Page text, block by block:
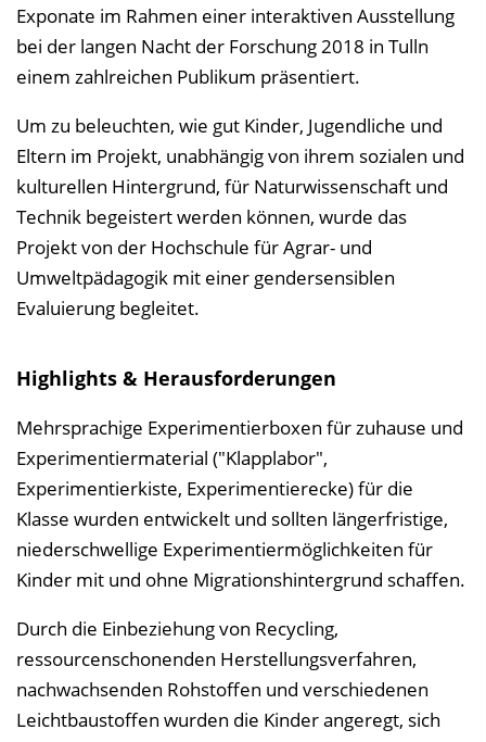
Exponate im Rahmen einer interaktiven Ausstellung
bei der langen Nacht der Forschung 2018 in Tulln
einem zahlreichen Publikum präsentiert.
Um zu beleuchten, wie gut Kinder, Jugendliche und
Eltern im Projekt, unabhängig von ihrem sozialen und
kulturellen Hintergrund, für Naturwissenschaft und
Technik begeistert werden können, wurde das
Projekt von der Hochschule für Agrar- und
Umweltpädagogik mit einer gendersensiblen
Evaluierung begleitet.
Highlights & Herausforderungen
Mehrsprachige Experimentierboxen für zuhause und
Experimentiermaterial ("Klapplabor",
Experimentierkiste, Experimentierecke) für die
Klasse wurden entwickelt und sollten längerfristige,
niederschwellige Experimentiermöglichkeiten für
Kinder mit und ohne Migrationshintergrund schaffen.
Durch die Einbeziehung von Recycling,
ressourcenschonenden Herstellungsverfahren,
nachwachsenden Rohstoffen und verschiedenen
Leichtbaustoffen wurden die Kinder angeregt, sich